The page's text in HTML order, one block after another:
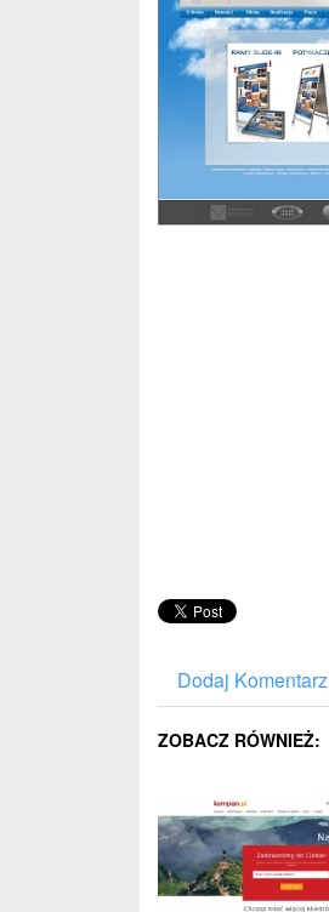
Dodaj Komentarz
ZOBACZ RÓWNIEŻ: